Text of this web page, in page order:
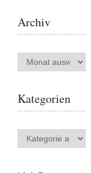
Archiv
Archiv
Kategorien
Kategorien